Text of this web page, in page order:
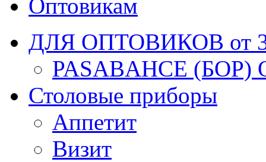
Оптовикам
ДЛЯ ОПТОВИКОВ от
PASABAHCE (БОР)
Столовые приборы
Аппетит
Визит